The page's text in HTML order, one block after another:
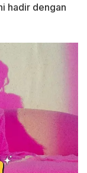
hadir dengan